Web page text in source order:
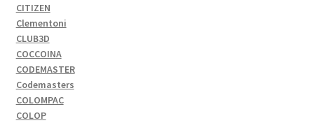
CITIZEN
Clementoni
CLUB3D
COCCOINA
CODEMASTER
Codemasters
COLOMPAC
COLOP